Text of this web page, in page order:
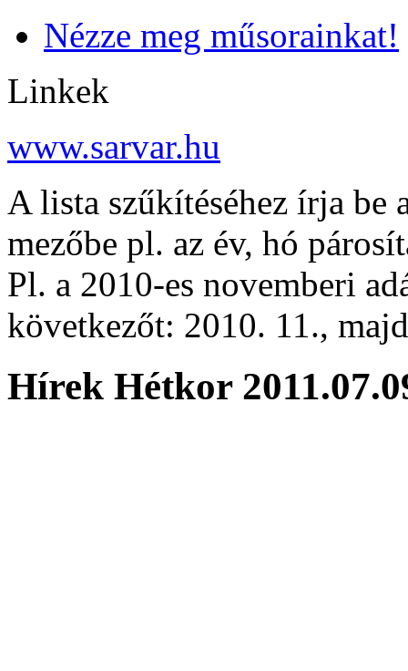
Nézze meg műsorainkat!
Linkek
www.sarvar.hu
A lista szűkítéséhez írja
mezőbe pl. az év, hó
Pl. a 2010-es novemberi
következőt: 2010. 11.,
Hírek Hétkor